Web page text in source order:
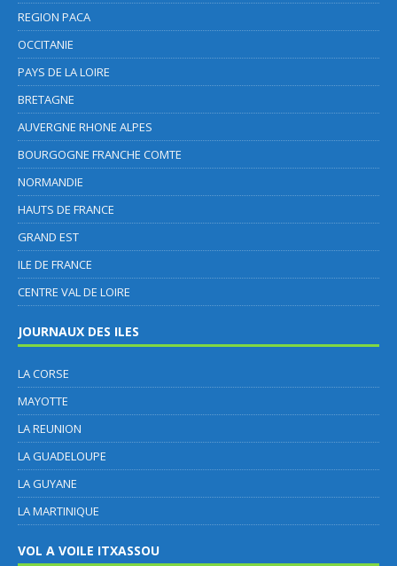
REGION PACA
OCCITANIE
PAYS DE LA LOIRE
BRETAGNE
AUVERGNE RHONE ALPES
BOURGOGNE FRANCHE COMTE
NORMANDIE
HAUTS DE FRANCE
GRAND EST
ILE DE FRANCE
CENTRE VAL DE LOIRE
JOURNAUX DES ILES
LA CORSE
MAYOTTE
LA REUNION
LA GUADELOUPE
LA GUYANE
LA MARTINIQUE
VOL A VOILE ITXASSOU